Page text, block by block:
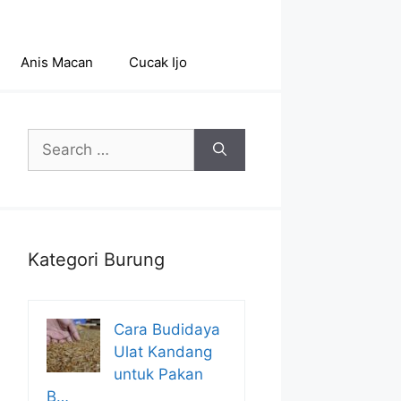
Anis Macan Cucak Ijo
Search
for:
Kategori Burung
Cara Budidaya
Ulat Kandang
untuk Pakan
B…